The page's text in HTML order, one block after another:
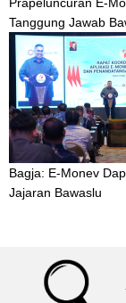
Prapeluncuran E-
Tanggung Jawab
Bagja: E-Monev
Jajaran Bawaslu